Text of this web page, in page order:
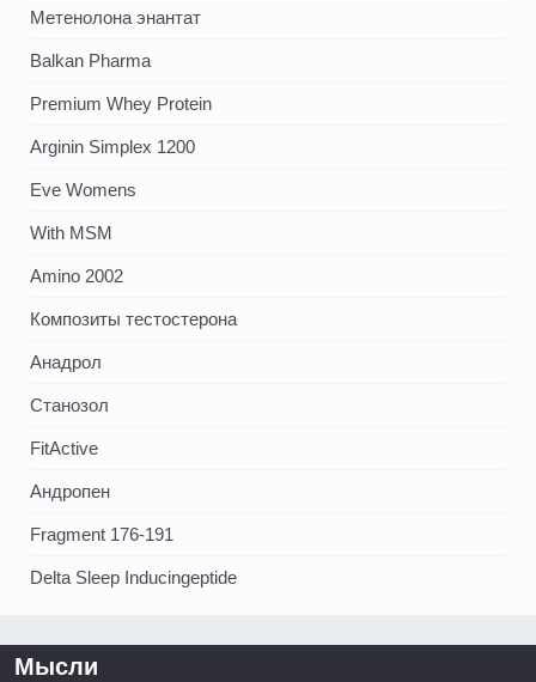
Метенолона энантат
Balkan Pharma
Premium Whey Protein
Arginin Simplex 1200
Eve Womens
With MSM
Amino 2002
Композиты тестостерона
Анадрол
Станозол
FitActive
Андропен
Fragment 176-191
Delta Sleep Inducingeptide
Мысли